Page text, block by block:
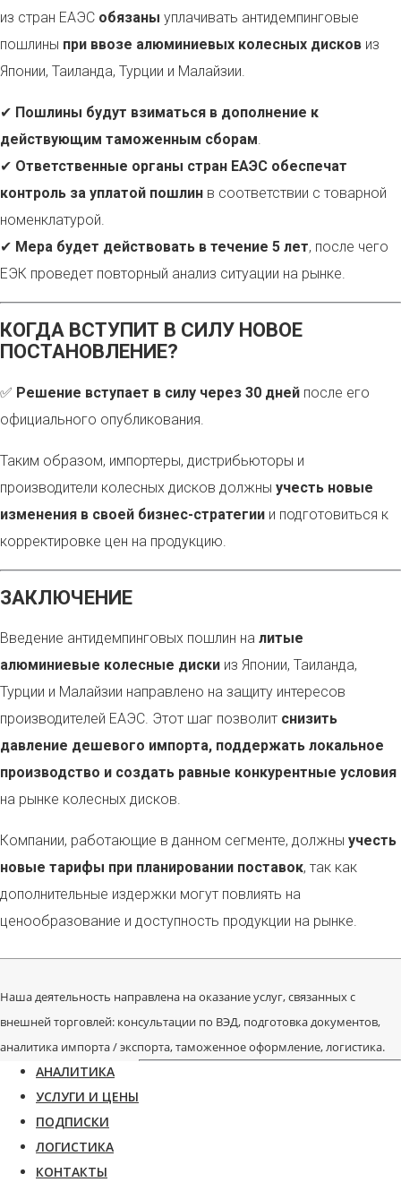
из стран ЕАЭС обязаны уплачивать антидемпинговые
пошлины при ввозе алюминиевых колесных дисков из
Японии, Таиланда, Турции и Малайзии.
✔ Пошлины будут взиматься в дополнение к
действующим таможенным сборам.
✔ Ответственные органы стран ЕАЭС обеспечат
контроль за уплатой пошлин в соответствии с товарной
номенклатурой.
✔ Мера будет действовать в течение 5 лет, после чего
ЕЭК проведет повторный анализ ситуации на рынке.
КОГДА ВСТУПИТ В СИЛУ НОВОЕ
ПОСТАНОВЛЕНИЕ?
✅ Решение вступает в силу через 30 дней после его
официального опубликования.
Таким образом, импортеры, дистрибьюторы и
производители колесных дисков должны учесть новые
изменения в своей бизнес-стратегии и подготовиться к
корректировке цен на продукцию.
ЗАКЛЮЧЕНИЕ
Введение антидемпинговых пошлин на литые
алюминиевые колесные диски из Японии, Таиланда,
Турции и Малайзии направлено на защиту интересов
производителей ЕАЭС. Этот шаг позволит снизить
давление дешевого импорта, поддержать локальное
производство и создать равные конкурентные условия
на рынке колесных дисков.
Компании, работающие в данном сегменте, должны учесть
новые тарифы при планировании поставок, так как
дополнительные издержки могут повлиять на
ценообразование и доступность продукции на рынке.
Наша деятельность направлена на оказание услуг, связанных с
внешней торговлей: консультации по ВЭД, подготовка документов,
аналитика импорта / экспорта, таможенное оформление, логистика.
АНАЛИТИКА
УСЛУГИ И ЦЕНЫ
ПОДПИСКИ
ЛОГИСТИКА
КОНТАКТЫ